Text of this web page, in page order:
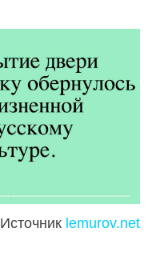
Источник lemurov.net